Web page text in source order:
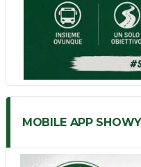
MOBILE APP